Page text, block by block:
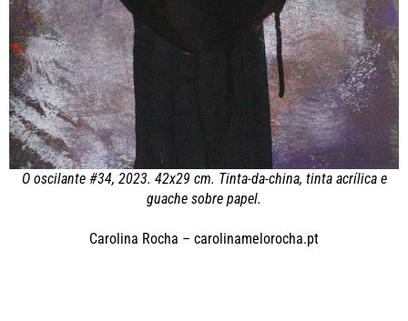
O oscilante #34, 2023. 42x29 cm. Tinta-da-china, tinta acrílica e
guache sobre papel.
Carolina Rocha – carolinamelorocha.pt